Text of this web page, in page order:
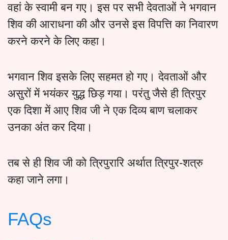
वहां के स्वामी बन गए। इस पर सभी देवताओं ने भगवान
शिव की आराधना की और उनसे इस विपत्ति का निवारण
करने करने के लिए कहा।
भगवान शिव इसके लिए सहमत हो गए। देवताओं और
असुरों में भयंकर युद्ध छिड़ गया। परंतु जैसे ही त्रिपुर
एक दिशा में आए शिव जी ने एक दिव्य बाण चलाकर
उनका अंत कर दिया।
तब से ही शिव जी को त्रिपुरारि अर्थात त्रिपुर-शत्रु
कहा जाने लगा।
FAQs